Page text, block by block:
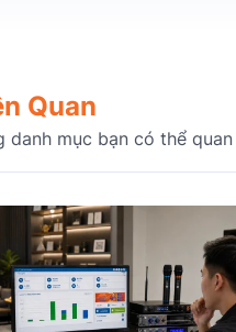
Quan
danh mục bạn có thể quan